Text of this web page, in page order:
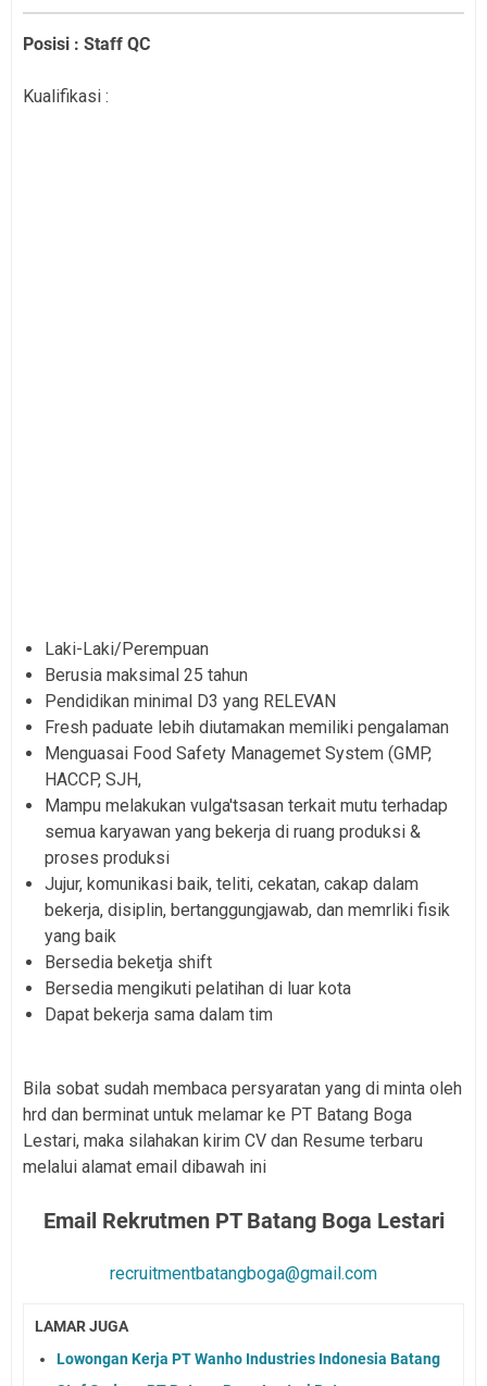
Posisi : Staff QC
Kualifikasi :
Laki-Laki/Perempuan
Berusia maksimal 25 tahun
Pendidikan minimal D3 yang RELEVAN
Fresh paduate lebih diutamakan memiliki pengalaman
Menguasai Food Safety Managemet System (GMP,
HACCP, SJH,
Mampu melakukan vulga'tsasan terkait mutu terhadap
semua karyawan yang bekerja di ruang produksi &
proses produksi
Jujur, komunikasi baik, teliti, cekatan, cakap dalam
bekerja, disiplin, bertanggungjawab, dan memrliki fisik
yang baik
Bersedia beketja shift
Bersedia mengikuti pelatihan di luar kota
Dapat bekerja sama dalam tim
Bila sobat sudah membaca persyaratan yang di minta oleh
hrd dan berminat untuk melamar ke PT Batang Boga
Lestari, maka silahakan kirim CV dan Resume terbaru
melalui alamat email dibawah ini
Email Rekrutmen PT Batang Boga Lestari
recruitmentbatangboga@gmail.com
LAMAR JUGA
Lowongan Kerja PT Wanho Industries Indonesia Batang